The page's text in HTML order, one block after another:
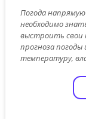
Погода
необходимо
выстроить свои
прогноза
температуру,